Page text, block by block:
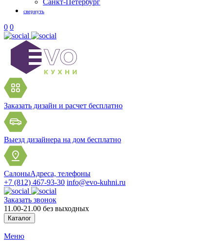
Санкт-Петербург
свернуть
0 0
Заказать дизайн и расчет бесплатно
Выезд дизайнера на дом бесплатно
СалоныАдреса, телефоны
+7 (812) 467-93-30 info@evo-kuhni.ru
Заказать звонок
11.00-21.00 без выходных
Каталог
Меню